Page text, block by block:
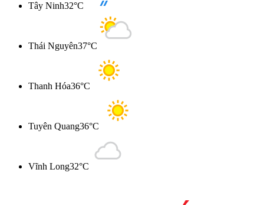
Tây Ninh32°C
Thái Nguyên37°C
Thanh Hóa36°C
Tuyên Quang36°C
Vĩnh Long32°C